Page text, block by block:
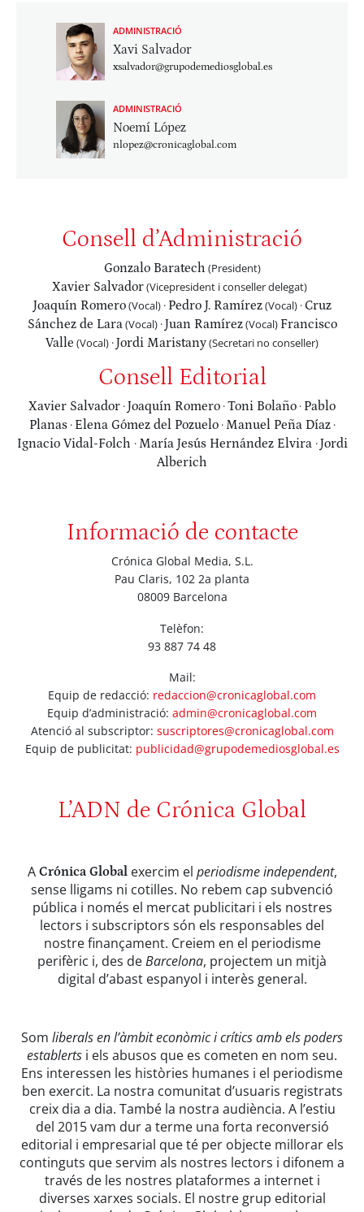
ADMINISTRACIÓ
Xavi Salvador
xsalvador@grupodemediosglobal.es
ADMINISTRACIÓ
Noemí López
nlopez@cronicaglobal.com
Consell d’Administració
Gonzalo Baratech (President)
Xavier Salvador(Vicepresident i conseller delegat)
Joaquín Romero(Vocal) · ​ Pedro J. Ramírez(Vocal) ·Cruz
Sánchez de Lara(Vocal) ·Juan Ramírez(Vocal) Francisco
Valle (Vocal) ·Jordi Maristany(Secretari no conseller)
Consell Editorial
Xavier Salvador ·Joaquín Romero ·​Toni Bolaño · Pablo
Planas· Elena Gómez del Pozuelo·Manuel Peña Díaz·
Ignacio Vidal-Folch ·María Jesús Hernández Elvira ·Jordi
Alberich
Informació de contacte
Crónica Global Media, S.L.
Pau Claris, 102 2a planta
08009 Barcelona
Telèfon:
93 887 74 48
Mail:
Equip de redacció: redaccion@cronicaglobal.com
Equip d’administració: admin@cronicaglobal.com
Atenció al subscriptor: suscriptores@cronicaglobal.com
Equip de publicitat: publicidad@grupodemediosglobal.es
L’ADN de Crónica Global
A Crónica Globalexercim el periodisme independent,
sense lligams ni cotilles. No rebem cap subvenció
pública i només el mercat publicitari i els nostres
lectors i subscriptors són els responsables del
nostre finançament. Creiem en el periodisme
perifèric i, des deBarcelona, projectem un mitjà
digital d’abast espanyol i interès general.
Som liberals en l’àmbit econòmic i crítics amb els poders
establerts i els abusos que es cometen en nom seu.
Ens interessen les històries humanes i el periodisme
ben exercit. La nostra comunitat d’usuaris registrats
creix dia a dia. També la nostra audiència. A l’estiu
del 2015 vam dur a terme una forta reconversió
editorial i empresarial que té per objecte millorar els
continguts que servim als nostres lectors i difonem a
través de les nostres plataformes a internet i
diverses xarxes socials. El nostre grup editorial